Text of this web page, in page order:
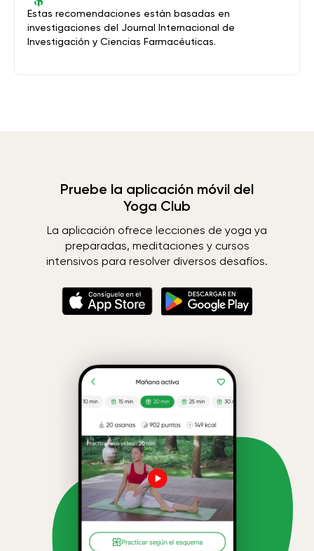
Estas recomendaciones están basadas en
investigaciones del Journal Internacional de
Investigación y Ciencias Farmacéuticas.
Pruebe la aplicación móvil del
Yoga Club
La aplicación ofrece lecciones de yoga ya
preparadas, meditaciones y cursos
intensivos para resolver diversos desafíos.